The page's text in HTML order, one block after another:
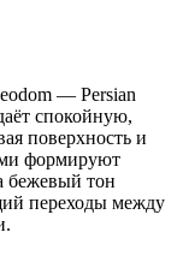
— Persian
спокойную,
поверхность и
формируют
бежевый тон
переходы между